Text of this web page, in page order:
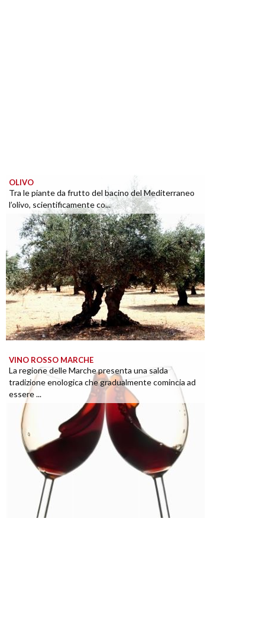
OLIVO
Tra le piante da frutto del bacino del Mediterraneo
l’olivo, scientificamente co...
VINO ROSSO MARCHE
La regione delle Marche presenta una salda
tradizione enologica che gradualmente comincia ad
essere ...